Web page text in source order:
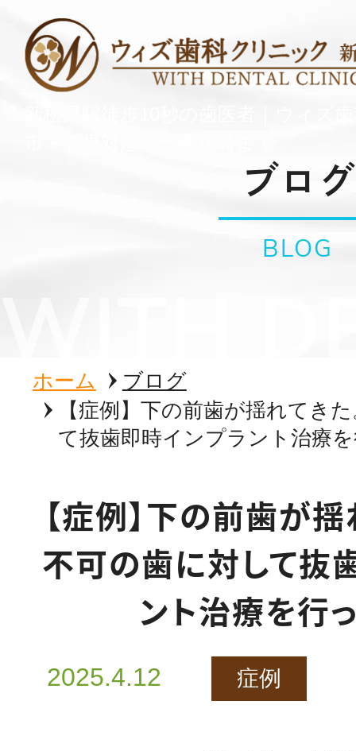
ブログ
BLOG
ホーム
ブログ
【症例】下の前歯が揺れてき
て抜歯即時インプラント治療
【症例】下の前歯が
不可の歯に対して抜
ント治療を行
2025.4.12 症例